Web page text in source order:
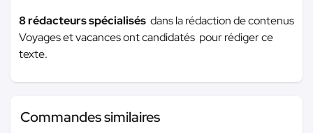
8 rédacteurs spécialisés dans la rédaction de contenus
Voyages et vacances ont candidatés pour rédiger ce
texte.
Commandes similaires